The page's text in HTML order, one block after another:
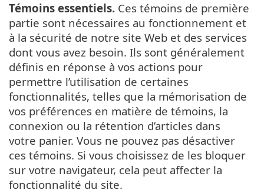
Témoins essentiels. Ces témoins de première
partie sont nécessaires au fonctionnement et
à la sécurité de notre site Web et des services
dont vous avez besoin. Ils sont généralement
définis en réponse à vos actions pour
permettre l’utilisation de certaines
fonctionnalités, telles que la mémorisation de
vos préférences en matière de témoins, la
connexion ou la rétention d’articles dans
votre panier. Vous ne pouvez pas désactiver
ces témoins. Si vous choisissez de les bloquer
sur votre navigateur, cela peut affecter la
fonctionnalité du site.